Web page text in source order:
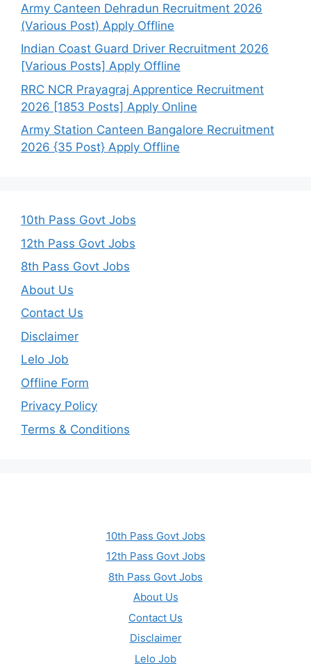
Army Canteen Dehradun Recruitment 2026
(Various Post) Apply Offline
Indian Coast Guard Driver Recruitment 2026
[Various Posts] Apply Offline
RRC NCR Prayagraj Apprentice Recruitment
2026 [1853 Posts] Apply Online
Army Station Canteen Bangalore Recruitment
2026 {35 Post} Apply Offline
10th Pass Govt Jobs
12th Pass Govt Jobs
8th Pass Govt Jobs
About Us
Contact Us
Disclaimer
Lelo Job
Offline Form
Privacy Policy
Terms & Conditions
10th Pass Govt Jobs
12th Pass Govt Jobs
8th Pass Govt Jobs
About Us
Contact Us
Disclaimer
Lelo Job